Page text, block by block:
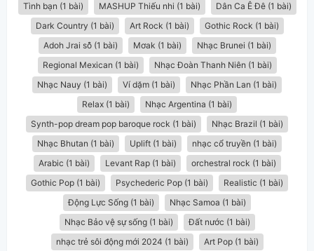
Tình bạn (1 bài)
MASHUP Thiếu nhi (1 bài)
Dân Ca Ê Đê (1 bài)
Dark Country (1 bài)
Art Rock (1 bài)
Gothic Rock (1 bài)
Adoh Jrai sô̆ (1 bài)
Mơak (1 bài)
Nhạc Brunei (1 bài)
Regional Mexican (1 bài)
Nhạc Đoàn Thanh Niên (1 bài)
Nhạc Nauy (1 bài)
Ví dặm (1 bài)
Nhạc Phần Lan (1 bài)
Relax (1 bài)
Nhạc Argentina (1 bài)
Synth-pop dream pop baroque rock (1 bài)
Nhạc Brazil (1 bài)
Nhạc Bhutan (1 bài)
Uplift (1 bài)
nhạc cổ truyền (1 bài)
Arabic (1 bài)
Levant Rap (1 bài)
orchestral rock (1 bài)
Gothic Pop (1 bài)
Psychederic Pop (1 bài)
Realistic (1 bài)
Động Lực Sống (1 bài)
Nhạc Samoa (1 bài)
Nhạc Bảo vệ sự sống (1 bài)
Đất nước (1 bài)
nhạc trẻ sôi động mới 2024 (1 bài)
Art Pop (1 bài)